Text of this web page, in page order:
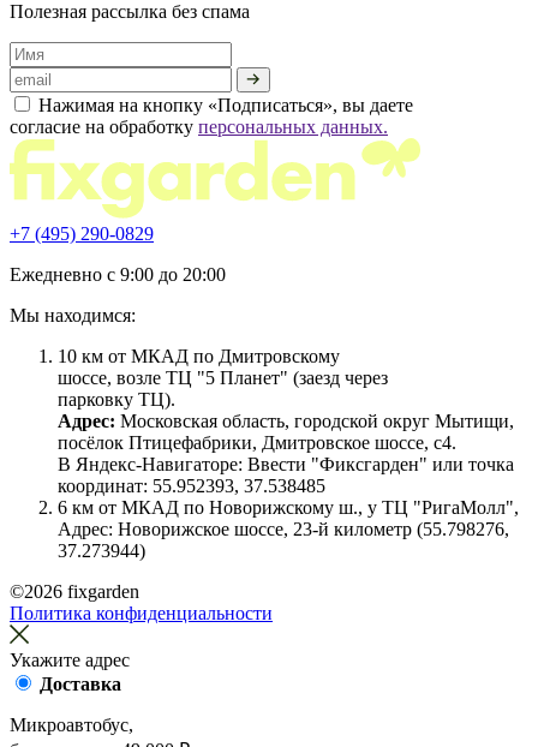
Полезная рассылка без спама
Нажимая на кнопку «Подписаться», вы даете
согласие на обработку персональных данных.
+7 (495) 290-0829
Ежедневно с 9:00 до 20:00
Мы находимся:
10 км от МКАД по Дмитровскому
шоссе, возле ТЦ "5 Планет" (заезд через
парковку ТЦ).
Адрес: Московская область, городской округ Мытищи,
посёлок Птицефабрики, Дмитровское шоссе, с4.
В Яндекс-Навигаторе: Ввести "Фиксгарден" или точка
координат: 55.952393, 37.538485
6 км от МКАД по Новорижскому ш., у ТЦ "РигаМолл",
Адрес: Новорижское шоссе, 23-й километр (55.798276,
37.273944)
©2026 fixgarden
Политика конфиденциальности
Укажите адрес
Доставка
Микроавтобус,